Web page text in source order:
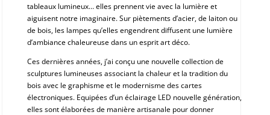
tableaux lumineux… elles prennent vie avec la lumière et
aiguisent notre imaginaire. Sur piètements d’acier, de laiton ou
de bois, les lampes qu’elles engendrent diffusent une lumière
d’ambiance chaleureuse dans un esprit art déco.
Ces dernières années, j’ai conçu une nouvelle collection de
sculptures lumineuses associant la chaleur et la tradition du
bois avec le graphisme et le modernisme des cartes
électroniques. Equipées d’un éclairage LED nouvelle génération,
elles sont élaborées de manière artisanale pour donner